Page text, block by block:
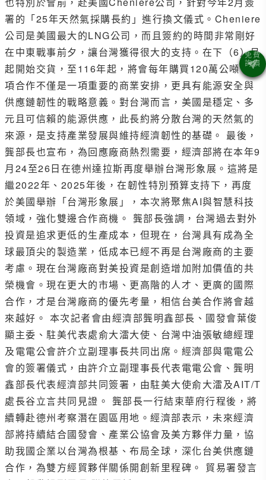
署的「25年天然氣採購長約」進行換文儀式。Cheniere
公司是美國最大的LNG公司，而且簽約的時間非常剛好
在中東戰事前夕，讓台灣獲得很大的支持。在下（6）月
起開始交貨，至116年起，將會每年購買120萬公噸。這
項合作不僅是一項重要的商業安排，更具有能源安全與
供應鏈韌性的戰略意義。對台灣而言，美國是穩定、多
元且可信賴的能源供應，此長約將分散台灣的天然氣的
來源，是支持產業發展與維持經濟韌性的基礎。 最後，
龔部長也宣布，為回應廠商熱烈需要，經濟部將在本年9
月24至26日在德州達拉斯再度舉辦台灣形象展。這將是
繼2022年、2025年後，在韌性特別預算支持下，再度
於美國舉辦「台灣形象展」，本次將聚焦AI與智慧科技
領域，強化雙邊合作商機。 龔部長強調，台灣過去對外
投資是追求更低的生產成本，但現在，台灣具有成為全
球最頂尖的製造業，低成本已經不再是台灣廠商的主要
考慮。現在台灣廠商對美投資是創造增加附加價值的共
榮機會。現在更大的市場、更高階的人才、更廣的國際
合作，才是台灣廠商的優先考量，相信台美合作將會越
來越好。 本次記者會由經濟部龔明鑫部長、國發會葉俊
顯主委、駐美代表處俞大㵢大使、台灣中油張敏總經理
及電電公會許介立副理事長共同出席。經濟部與電電公
會的簽署儀式，由許介立副理事長代表電電公會、龔明
鑫部長代表經濟部共同簽署，由駐美大使俞大㵢及AIT/T
處長谷立言共同見證。 龔部長一行結束華府行程後，將
續轉赴德州考察潛在園區用地。經濟部表示，未來經濟
部將持續結合國發會、產業公協會及美方夥伴力量，協
助我國企業以台灣為根基、布局全球，深化台美供應鏈
合作，為雙方經貿夥伴關係開創新里程碑。 貿易署發言